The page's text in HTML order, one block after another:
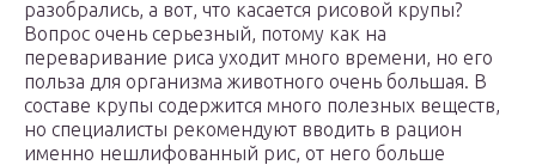
разобрались, а вот, что касается рисовой крупы?
Вопрос очень серьезный, потому как на
переваривание риса уходит много времени, но его
польза для организма животного очень большая. В
составе крупы содержится много полезных веществ,
но специалисты рекомендуют вводить в рацион
именно нешлифованный рис, от него больше